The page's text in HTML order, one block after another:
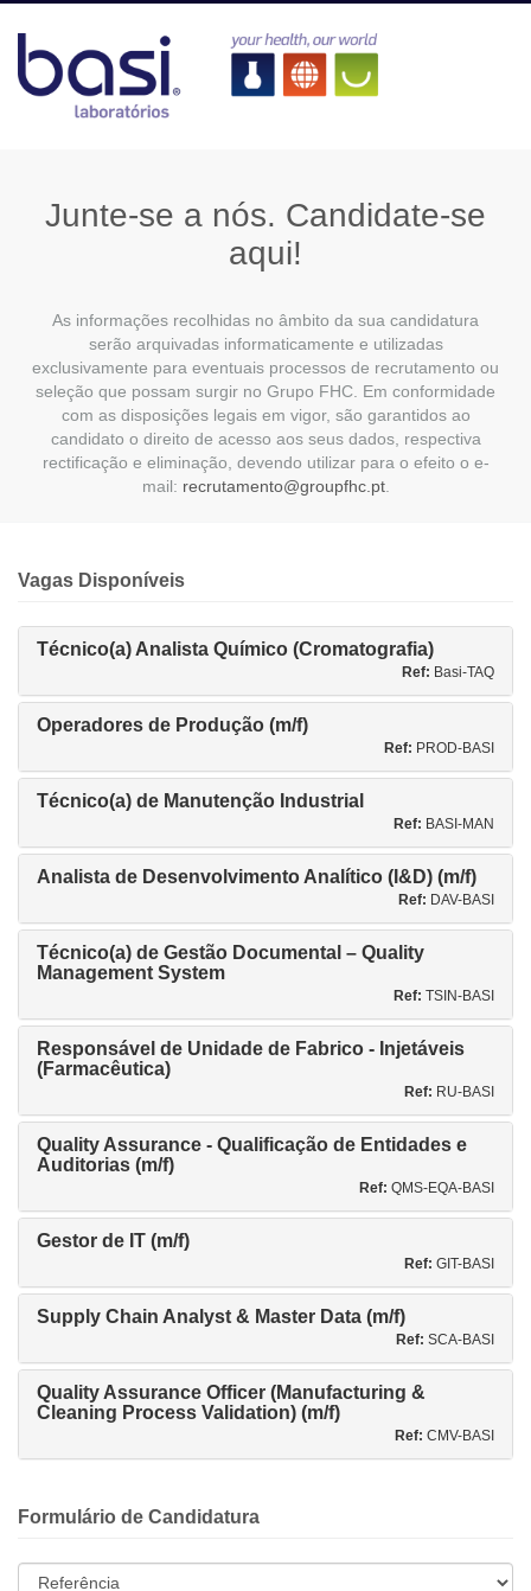
Junte-se a nós. Candidate-se
aqui!
As informações recolhidas no âmbito da sua candidatura
serão arquivadas informaticamente e utilizadas
exclusivamente para eventuais processos de recrutamento ou
seleção que possam surgir no Grupo FHC. Em conformidade
com as disposições legais em vigor, são garantidos ao
candidato o direito de acesso aos seus dados, respectiva
rectificação e eliminação, devendo utilizar para o efeito o e-
mail: recrutamento@groupfhc.pt.
Vagas Disponíveis
Técnico(a) Analista Químico (Cromatografia)
Ref: Basi-TAQ
Operadores de Produção (m/f)
Ref: PROD-BASI
Técnico(a) de Manutenção Industrial
Ref: BASI-MAN
Analista de Desenvolvimento Analítico (I&D) (m/f)
Ref: DAV-BASI
Técnico(a) de Gestão Documental – Quality
Management System
Ref: TSIN-BASI
Responsável de Unidade de Fabrico - Injetáveis
(Farmacêutica)
Ref: RU-BASI
Quality Assurance - Qualificação de Entidades e
Auditorias (m/f)
Ref: QMS-EQA-BASI
Gestor de IT (m/f)
Ref: GIT-BASI
Supply Chain Analyst & Master Data (m/f)
Ref: SCA-BASI
Quality Assurance Officer (Manufacturing &
Cleaning Process Validation) (m/f)
Ref: CMV-BASI
Formulário de Candidatura